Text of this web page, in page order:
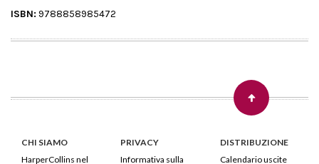
ISBN: 9788858985472
CHI SIAMO
HarperCollins nel
PRIVACY
Informativa sulla
DISTRIBUZIONE
Calendario uscite